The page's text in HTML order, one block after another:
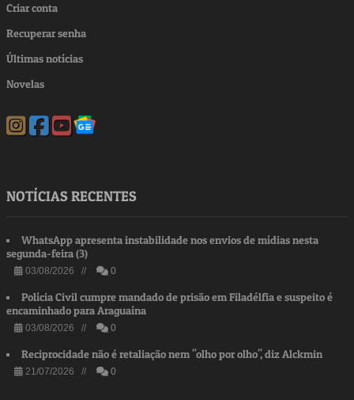
Criar conta
Recuperar senha
Últimas notícias
Novelas
NOTÍCIAS RECENTES
WhatsApp apresenta instabilidade nos envios de mídias nesta
segunda-feira (3)
03/08/2026 // 0
Polícia Civil cumpre mandado de prisão em Filadélfia e suspeito é
encaminhado para Araguaína
03/08/2026 // 0
Reciprocidade não é retaliação nem "olho por olho", diz Alckmin
21/07/2026 // 0